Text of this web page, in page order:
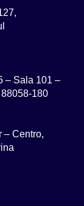
– Sala 101 –
180
– Centro,